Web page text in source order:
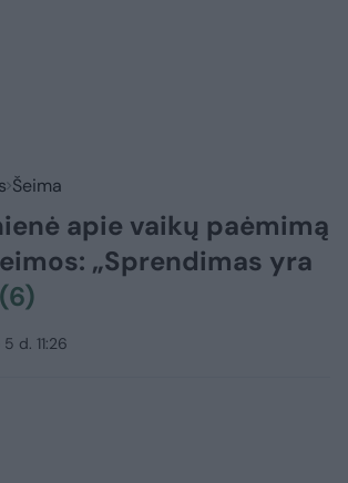
Šeima
apie vaikų paėmimą
„Sprendimas yra
(6)
d. 11:26